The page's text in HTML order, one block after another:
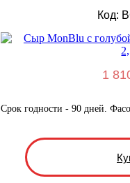
Код:
1
Срок годности - 90 дней.